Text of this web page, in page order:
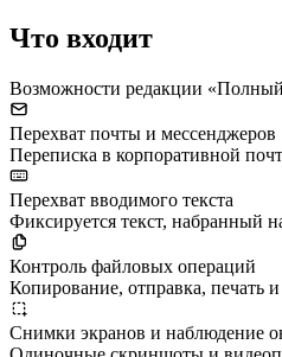
Что входит
Возможности редакции
Перехват почты и мессенджеров
Переписка в корпоративной
Перехват вводимого текста
Фиксируется текст, набранный
Контроль файловых операций
Копирование, отправка, печать
Снимки экранов и наблюдение